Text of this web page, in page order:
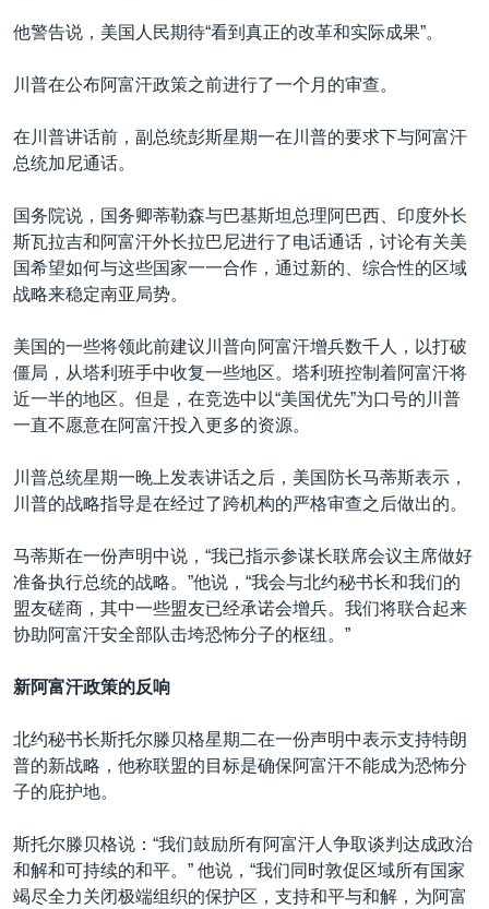
他警告说，美国人民期待“看到真正的改革和实际成果”。
川普在公布阿富汗政策之前进行了一个月的审查。
在川普讲话前，副总统彭斯星期一在川普的要求下与阿富汗
总统加尼通话。
国务院说，国务卿蒂勒森与巴基斯坦总理阿巴西、印度外长
斯瓦拉吉和阿富汗外长拉巴尼进行了电话通话，讨论有关美
国希望如何与这些国家一一合作，通过新的、综合性的区域
战略来稳定南亚局势。
美国的一些将领此前建议川普向阿富汗增兵数千人，以打破
僵局，从塔利班手中收复一些地区。塔利班控制着阿富汗将
近一半的地区。但是，在竞选中以“美国优先”为口号的川普
一直不愿意在阿富汗投入更多的资源。
川普总统星期一晚上发表讲话之后，美国防长马蒂斯表示，
川普的战略指导是在经过了跨机构的严格审查之后做出的。
马蒂斯在一份声明中说，“我已指示参谋长联席会议主席做好
准备执行总统的战略。”他说，“我会与北约秘书长和我们的
盟友磋商，其中一些盟友已经承诺会增兵。我们将联合起来
协助阿富汗安全部队击垮恐怖分子的枢纽。”
新阿富汗政策的反响
北约秘书长斯托尔滕贝格星期二在一份声明中表示支持特朗
普的新战略，他称联盟的目标是确保阿富汗不能成为恐怖分
子的庇护地。
斯托尔滕贝格说：“我们鼓励所有阿富汗人争取谈判达成政治
和解和可持续的和平。” 他说，“我们同时敦促区域所有国家
竭尽全力关闭极端组织的保护区，支持和平与和解，为阿富